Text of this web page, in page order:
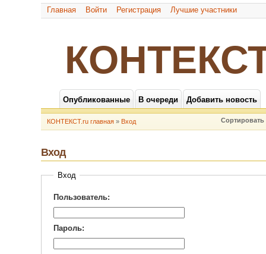
Главная Войти Регистрация Лучшие участники
Опубликованные В очереди Добавить новость
КОНТЕКСТ.ru главная » Вход
Вход
Вход
Пользователь:
Пароль: